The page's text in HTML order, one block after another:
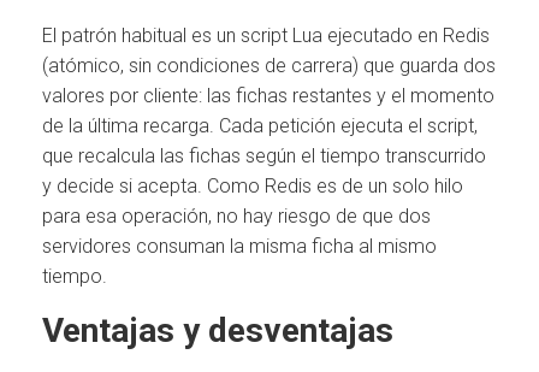
El patrón habitual es un script Lua ejecutado en Redis
(atómico, sin condiciones de carrera) que guarda dos
valores por cliente: las fichas restantes y el momento
de la última recarga. Cada petición ejecuta el script,
que recalcula las fichas según el tiempo transcurrido
y decide si acepta. Como Redis es de un solo hilo
para esa operación, no hay riesgo de que dos
servidores consuman la misma ficha al mismo
tiempo.
Ventajas y desventajas